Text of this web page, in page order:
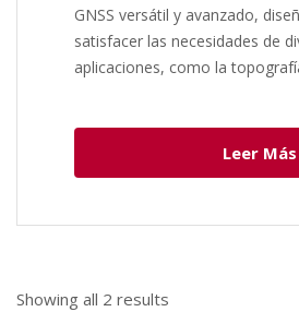
GNSS versátil y avanzado,
satisfacer las necesidades de
aplicaciones, como la
Leer Más
Showing all 2 results